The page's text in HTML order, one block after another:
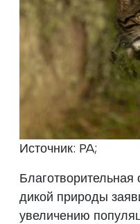
Источник: PA;
Благотворительная
дикой природы
увеличению